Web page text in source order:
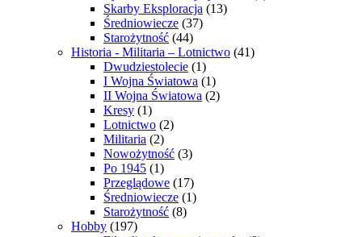
Skarby Eksploracja (13)
Średniowiecze (37)
Starożytność (44)
Historia - Militaria – Lotnictwo (41)
Dwudziestolecie (1)
I Wojna Światowa (1)
II Wojna Światowa (2)
Kresy (1)
Lotnictwo (2)
Militaria (2)
Nowożytność (3)
Po 1945 (1)
Przeglądowe (17)
Średniowiecze (1)
Starożytność (8)
Hobby (197)